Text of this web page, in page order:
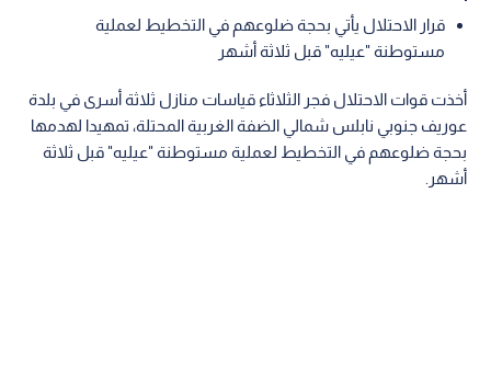
قرار الاحتلال يأتي بحجة ضلوعهم في التخطيط لعملية
مستوطنة "عيليه" قبل ثلاثة أشهر
أخذت قوات الاحتلال فجر الثلاثاء قياسات منازل ثلاثة أسرى في بلدة
عوريف جنوبي نابلس شمالي الضفة الغربية المحتلة، تمهيدا لهدمها
بحجة ضلوعهم في التخطيط لعملية مستوطنة "عيليه" قبل ثلاثة
أشهر.